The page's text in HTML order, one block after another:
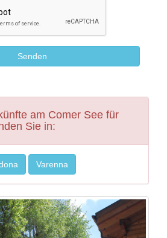
am Comer See für
Sie in:
Varenna